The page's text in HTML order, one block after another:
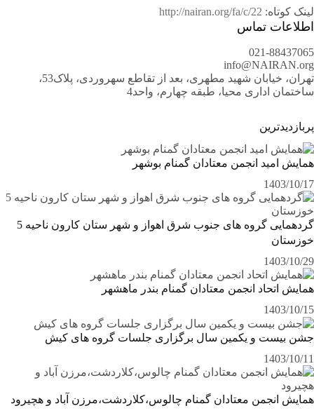
لینک کوتاه: http://nairan.org/fa/c/22
اطلاعات تماس
021-88437065
info@NAIRAN.org
تهران، خیابان شهید مطهری، بعد از تقاطع سهروردی، پلاک53،
ساختمان اداری محیا، طبقه چهارم، واحد4
پربازدیدترین
همایش امید انجمن معتادان گمنام بوشهر
1403/10/17
گردهمایی گروه های جنوب شرق اهواز و شهر ستان کارون ناحیه 5
خوزستان
1403/10/29
همایش اتحاد انجمن معتادان گمنام بندر ماهشهر
1403/10/15
جشن بیست و یکمین سال برگزاری جلسات گروه های کیش
1403/10/11
همایش انجمن معتادان گمنام چالوس،کلاردشت،مرزن آباد و هچیرود